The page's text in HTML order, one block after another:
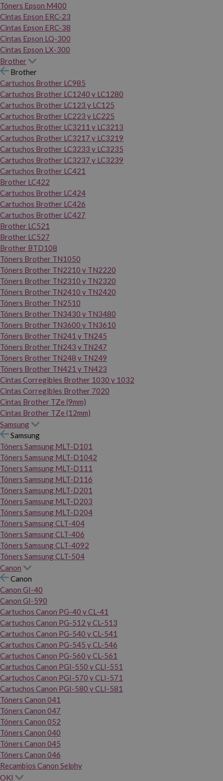
Tóners Epson M400
Cintas Epson ERC-23
Cintas Epson ERC-38
Cintas Epson LQ-300
Cintas Epson LX-300
Brother
Brother
Cartuchos Brother LC985
Cartuchos Brother LC1240 y LC1280
Cartuchos Brother LC123 y LC125
Cartuchos Brother LC223 y LC225
Cartuchos Brother LC3211 y LC3213
Cartuchos Brother LC3217 y LC3219
Cartuchos Brother LC3233 y LC3235
Cartuchos Brother LC3237 y LC3239
Cartuchos Brother LC421
Brother LC422
Cartuchos Brother LC424
Cartuchos Brother LC426
Cartuchos Brother LC427
Brother LC521
Brother LC527
Brother BTD108
Tóners Brother TN1050
Tóners Brother TN2210 y TN2220
Tóners Brother TN2310 y TN2320
Tóners Brother TN2410 y TN2420
Tóners Brother TN2510
Tóners Brother TN3430 y TN3480
Tóners Brother TN3600 y TN3610
Tóners Brother TN241 y TN245
Tóners Brother TN243 y TN247
Tóners Brother TN248 y TN249
Tóners Brother TN421 y TN423
Cintas Corregibles Brother 1030 y 1032
Cintas Corregibles Brother 7020
Cintas Brother TZe (9mm)
Cintas Brother TZe (12mm)
Samsung
Samsung
Tóners Samsung MLT-D101
Tóners Samsung MLT-D1042
Tóners Samsung MLT-D111
Tóners Samsung MLT-D116
Tóners Samsung MLT-D201
Tóners Samsung MLT-D203
Tóners Samsung MLT-D204
Tóners Samsung CLT-404
Tóners Samsung CLT-406
Tóners Samsung CLT-4092
Tóners Samsung CLT-504
Canon
Canon
Canon GI-40
Canon GI-590
Cartuchos Canon PG-40 y CL-41
Cartuchos Canon PG-512 y CL-513
Cartuchos Canon PG-540 y CL-541
Cartuchos Canon PG-545 y CL-546
Cartuchos Canon PG-560 y CL-561
Cartuchos Canon PGI-550 y CLI-551
Cartuchos Canon PGI-570 y CLI-571
Cartuchos Canon PGI-580 y CLI-581
Tóners Canon 041
Tóners Canon 047
Tóners Canon 052
Tóners Canon 040
Tóners Canon 045
Tóners Canon 046
Recambios Canon Selphy
OKI